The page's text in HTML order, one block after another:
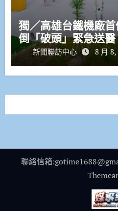
獨／高雄台鐵機廠
倒「破頭」緊急送醫
新聞聯訪中心 8 月 8,
聯絡信箱